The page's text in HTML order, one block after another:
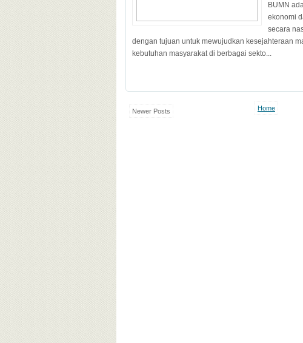
BUMN
ekonomi
secara
dengan tujuan untuk mewujudkan kesejahteraan
kebutuhan masyarakat di berbagai sekto...
Newer Posts Home